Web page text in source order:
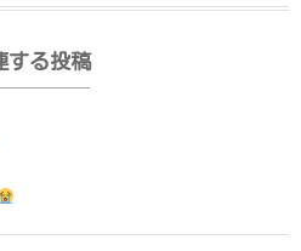
する投稿